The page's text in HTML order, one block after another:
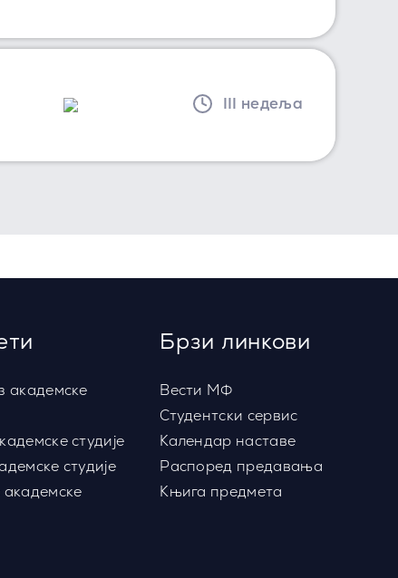
III недеља
академске
студије
студије
Брзи линкови
Вести МФ
Студентски сервис
Календар наставе
Распоред предавања
Књига предмета